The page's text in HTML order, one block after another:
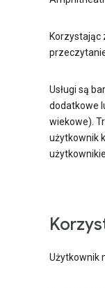
Korzystając
Usługi są
dodatkowe
wiekowe).
użytkownik
Użytkownik